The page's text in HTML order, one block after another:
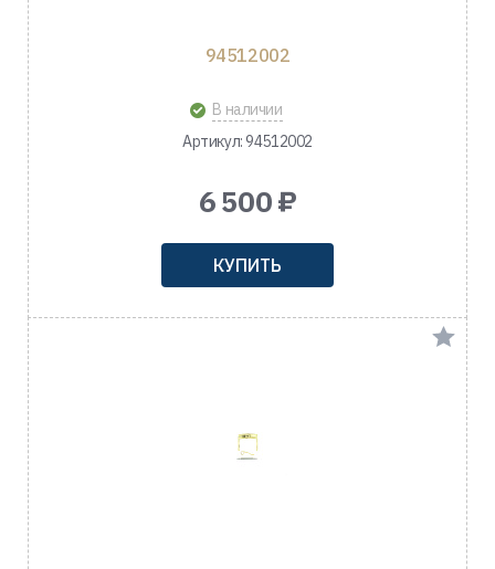
94512002
В наличии
Артикул: 94512002
6 500 ₽
КУПИТЬ